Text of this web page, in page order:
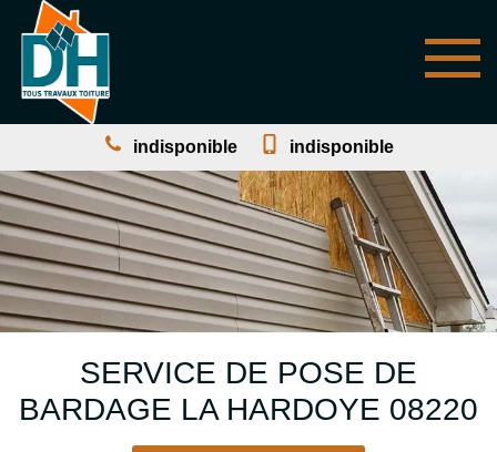
indisponible indisponible
SERVICE DE POSE DE
BARDAGE LA HARDOYE 08220